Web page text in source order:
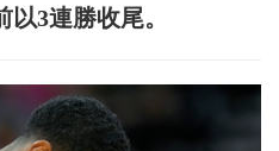
3連勝收尾。